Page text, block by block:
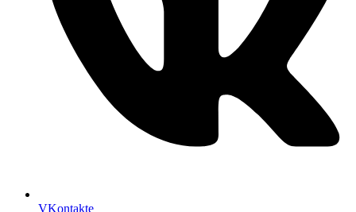
VKontakte